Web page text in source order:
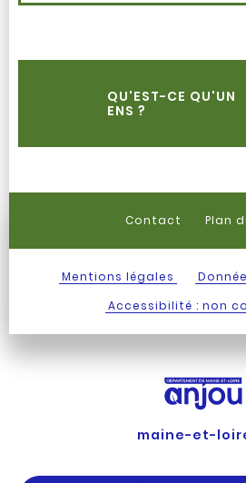
QU'EST-CE QU'UN
ENS ?
Contact Plan
Mentions légales
Accessibilité : non
maine-et-